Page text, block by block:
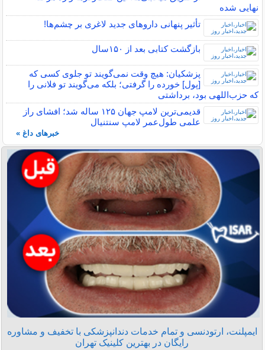
نهایی شده
تأثیر پنهانی داروهای جدید لاغری بر چشم‌ها!
بازگشت کتابی بعد از ۱۵۰سال
پزشکیان: هیچ وقت نمی‌گویند تو جلوی کسی که
[پول] خورده را گرفتی؛ بلکه می‌گویند تو فلانی را
که حزب‌اللهی بود، برداشتی
قدیمی‌ترین لامپ جهان ۱۲۵ ساله شد؛ افشای راز
علمی طول‌عمر لامپ سنتنیال
خبرهای داغ »
ایمپلنت، ارتودنسی و تمام خدمات دندانپزشکی با تخفیف و مشاوره
رایگان در بهترین کلینیک تهران